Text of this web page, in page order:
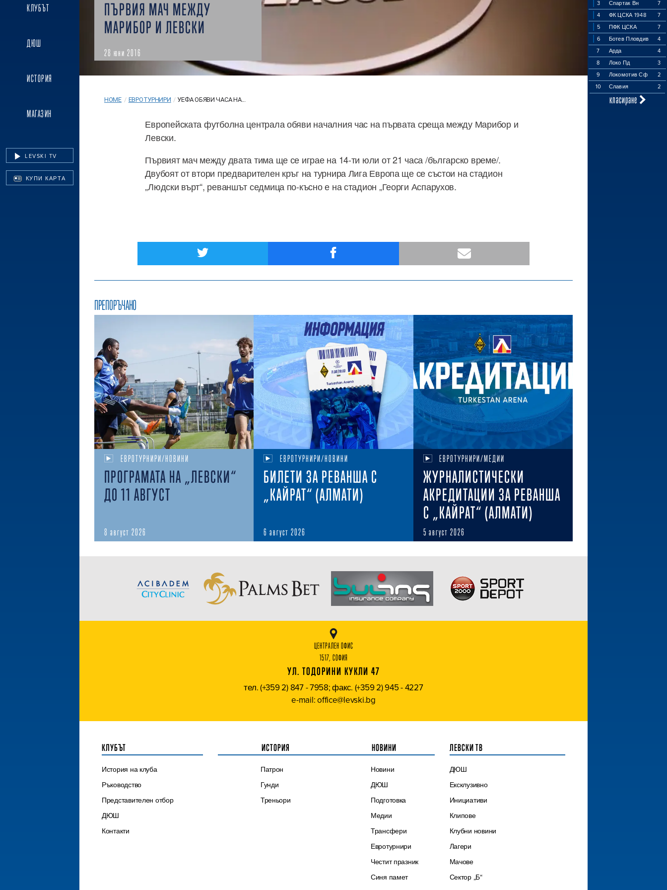
КЛУБЪТ
ДЮШ
ИСТОРИЯ
МАГАЗИН
LEVSKI TV
КУПИ КАРТА
3 Спартак Вн
7
4
ФК ЦСКА 1948
7
5
ПФК ЦСКА
7
6
Ботев Пловдив
4
7
Арда
4
8
Локо Пд
3
9
Локомотив Сф
2
10
Славия 2
класиране
ПЪРВИЯ МАЧ МЕЖДУ
МАРИБОР И ЛЕВСКИ
28 юни 2016
HOME / ЕВРОТУРНИРИ / УЕФА ОБЯВИ ЧАСА НА...
Европейската футболна централа обяви началния час на първата среща между Марибор и
Левски.
Първият мач между двата тима ще се играе на 14-ти юли от 21 часа /българско време/.
Двубоят от втори предварителен кръг на турнира Лига Европа ще се състои на стадион
„Людски върт“, реваншът седмица по-късно е на стадион „Георги Аспарухов.
ПРЕПОРЪЧАНО
ЕВРОТУРНИРИ/НОВИНИ
ПРОГРАМАТА НА „ЛЕВСКИ“
ДО 11 АВГУСТ
8 август 2026
ЕВРОТУРНИРИ/НОВИНИ
БИЛЕТИ ЗА РЕВАНША С
„КАЙРАТ“ (АЛМАТИ)
6 август 2026
ЕВРОТУРНИРИ/МЕДИИ
ЖУРНАЛИСТИЧЕСКИ
АКРЕДИТАЦИИ ЗА РЕВАНША
С „КАЙРАТ“ (АЛМАТИ)
5 август 2026
ЦЕНТРАЛЕН ОФИС
1517, СОФИЯ
УЛ. ТОДОРИНИ КУКЛИ 47
тел. (+359 2) 847 - 7958; факс. (+359 2) 945 - 4227
e-mail: office@levski.bg
КЛУБЪТ
История на клуба
Ръководство
Представителен отбор
ДЮШ
Контакти
ИСТОРИЯ
Патрон
Гунди
Треньори
НОВИНИ
Новини
ДЮШ
Подготовка
Медии
Трансфери
Евротурнири
Честит празник
Синя памет
ЛЕВСКИ ТВ
ДЮШ
Ексклузивно
Инициативи
Клипове
Клубни новини
Лагери
Мачове
Сектор „Б“